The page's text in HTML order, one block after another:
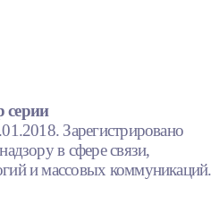
серии
Зарегистрировано
в сфере связи,
и массовых коммуникаций.